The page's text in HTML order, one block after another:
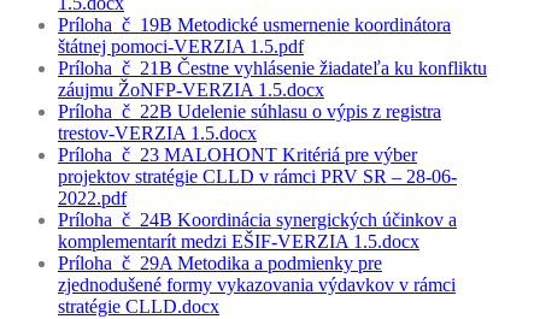
Príloha_č_19B Metodické usmernenie koordinátora
štátnej pomoci-VERZIA 1.5.pdf
Príloha_č_21B Čestne vyhlásenie žiadateľa ku konfliktu
záujmu ŽoNFP-VERZIA 1.5.docx
Príloha_č_22B Udelenie súhlasu o výpis z registra
trestov-VERZIA 1.5.docx
Príloha_č_23 MALOHONT Kritériá pre výber
projektov stratégie CLLD v rámci PRV SR – 28-06-
2022.pdf
Príloha_č_24B Koordinácia synergických účinkov a
komplementarít medzi EŠIF-VERZIA 1.5.docx
Príloha_č_29A Metodika a podmienky pre
zjednodušené formy vykazovania výdavkov v rámci
stratégie CLLD.docx